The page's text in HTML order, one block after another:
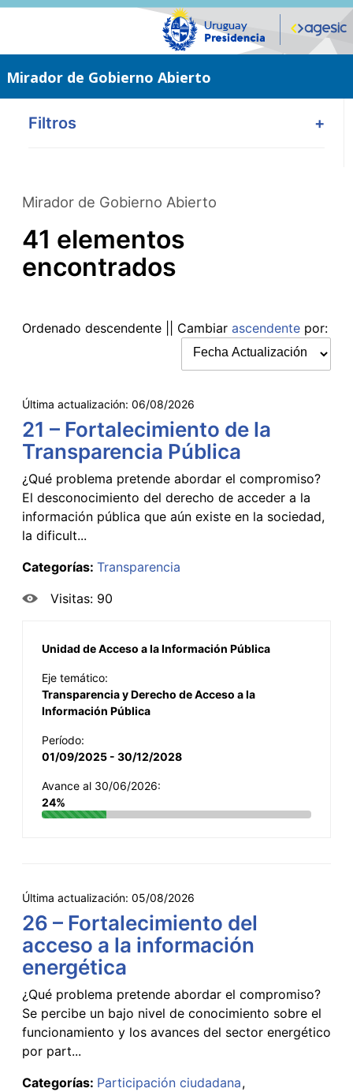
Saltar
Mirador de Gobierno Abierto
Filtros +
Mirador de Gobierno Abierto
41 elementos
encontrados
Ordenado descendente || Cambiar ascendente por:
Última actualización: 06/08/2026
21 – Fortalecimiento de la
Transparencia Pública
¿Qué problema pretende abordar el compromiso?
El desconocimiento del derecho de acceder a la
información pública que aún existe en la sociedad,
la dificult...
Categorías: Transparencia
Visitas: 90
Unidad de Acceso a la Información Pública
Eje temático:
Transparencia y Derecho de Acceso a la
Información Pública
Período:
01/09/2025 - 30/12/2028
Avance al 30/06/2026:
24%
Última actualización: 05/08/2026
26 – Fortalecimiento del
acceso a la información
energética
¿Qué problema pretende abordar el compromiso?
Se percibe un bajo nivel de conocimiento sobre el
funcionamiento y los avances del sector energético
por part...
Categorías: Participación ciudadana